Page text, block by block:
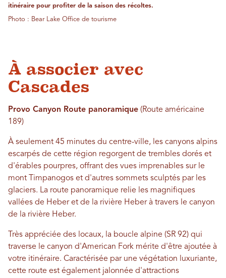
itinéraire pour profiter de la saison des récoltes.
Photo : Bear Lake Office de tourisme
À associer avec
Cascades
Provo Canyon Route panoramique (Route américaine
189)
À seulement 45 minutes du centre-ville, les canyons alpins
escarpés de cette région regorgent de trembles dorés et
d'érables pourpres, offrant des vues imprenables sur le
mont Timpanogos et d'autres sommets sculptés par les
glaciers. La route panoramique relie les magnifiques
vallées de Heber et de la rivière Heber à travers le canyon
de la rivière Heber.
Très appréciée des locaux, la boucle alpine (SR 92) qui
traverse le canyon d'American Fork mérite d'être ajoutée à
votre itinéraire. Caractérisée par une végétation luxuriante,
cette route est également jalonnée d'attractions